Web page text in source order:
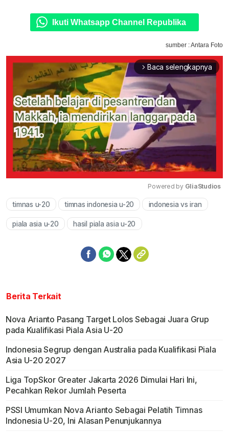
Ikuti Whatsapp Channel Republika
sumber : Antara Foto
arrow_forward_ios Baca selengkapnya
Mute
Powered by GliaStudios
timnas u-20 timnas indonesia u-20 indonesia vs iran
piala asia u-20 hasil piala asia u-20
Berita Terkait
Nova Arianto Pasang Target Lolos Sebagai Juara Grup
pada Kualifikasi Piala Asia U-20
Indonesia Segrup dengan Australia pada Kualifikasi Piala
Asia U-20 2027
Liga TopSkor Greater Jakarta 2026 Dimulai Hari Ini,
Pecahkan Rekor Jumlah Peserta
PSSI Umumkan Nova Arianto Sebagai Pelatih Timnas
Indonesia U-20, Ini Alasan Penunjukannya